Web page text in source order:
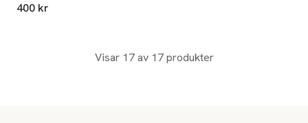
400 kr
Visar 17 av 17 produkter